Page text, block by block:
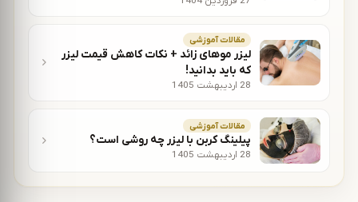
مقالات آموزشی
لیزر موهای زائد + نکات کاهش قیمت لیزر
که باید بدانید!
28 اردیبهشت 1405
مقالات آموزشی
پیلینگ کربن با لیزر چه روشی است؟
28 اردیبهشت 1405